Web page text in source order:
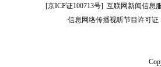
[京ICP证100713号]互联网新闻信息
信息网络传播视听节目许可证